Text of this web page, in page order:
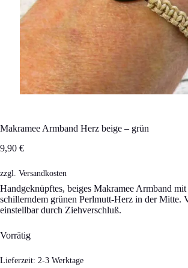
Makramee Armband Herz beige – grün
9,90 €
zzgl. Versandkosten
Handgeknüpftes, beiges Makramee Armband mit
schillerndem grünen Perlmutt-Herz in der Mitte.
einstellbar durch Ziehverschluß.
Vorrätig
Lieferzeit: 2-3 Werktage